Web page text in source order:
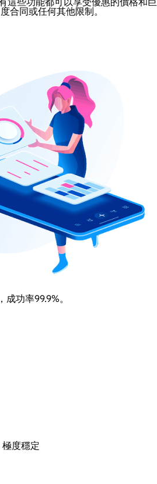
這些功能都可以享受優惠的價格和
合同或任何其他限制。
功率99.9%。
度穩定